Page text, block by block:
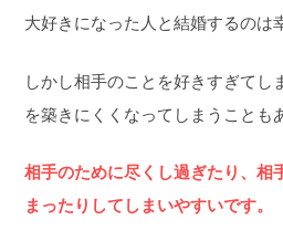
大好きになった人と結婚するのは
しかし相手のことを好きすぎてし
を築きにくくなってしまうことも
相手のために尽くし過ぎたり、相
まったりしてしまいやすいです。